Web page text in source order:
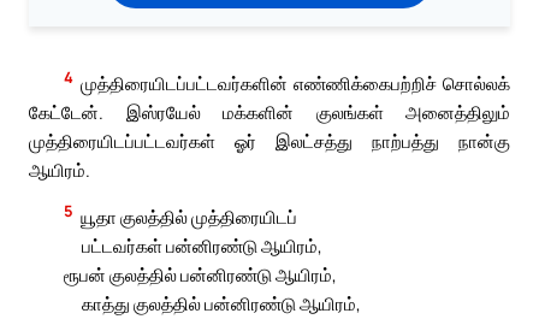
4 முத்திரையிடப்பட்டவர்களின் எண்ணிக்கைபற்றிச் சொல்லக்
கேட்டேன். இஸ்ரயேல் மக்களின் குலங்கள் அனைத்திலும்
முத்திரையிடப்பட்டவர்கள் ஓர் இலட்சத்து நாற்பத்து நான்கு
ஆயிரம்.
5 யூதா குலத்தில் முத்திரையிடப்
பட்டவர்கள் பன்னிரண்டு ஆயிரம்,
ரூபன் குலத்தில் பன்னிரண்டு ஆயிரம்,
காத்து குலத்தில் பன்னிரண்டு ஆயிரம்,